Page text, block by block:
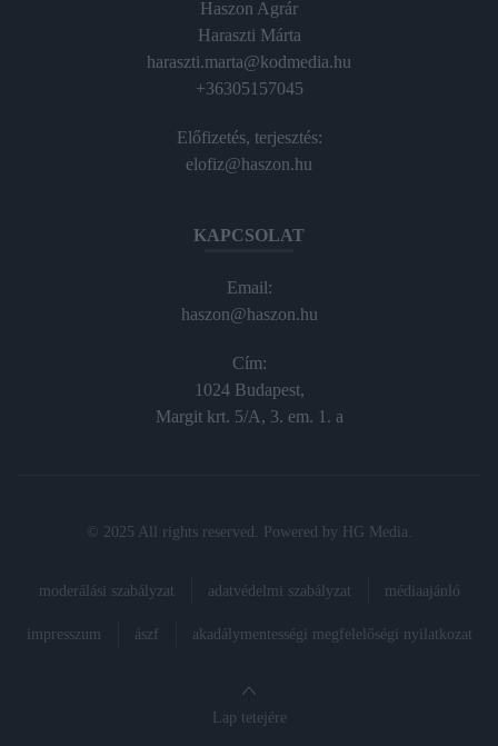
Haszon Agrár
Haraszti Márta
haraszti.marta@kodmedia.hu
+36305157045
Előfizetés, terjesztés:
elofiz@haszon.hu
KAPCSOLAT
Email:
haszon@haszon.hu
Cím:
1024 Budapest,
Margit krt. 5/A, 3. em. 1. a
© 2025 All rights reserved. Powered by HG Media
moderálási szabályzat adatvédelmi szabályzat médiaajánló
impresszum ászf akadálymentességi megfelelőségi nyilatkozat
Lap tetejére